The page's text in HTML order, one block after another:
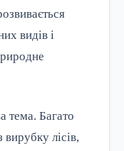
видів і
тема. Багато
лісів,